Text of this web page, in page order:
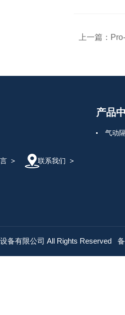
上一篇：
> 联系我们 >
产品
气动
备有限公司 All Rights Reserved